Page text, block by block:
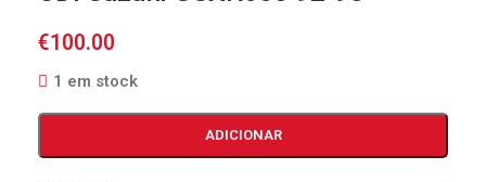
€100.00
1 em stock
ADICIONAR